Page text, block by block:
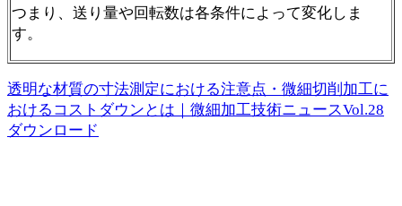
つまり、送り量や回転数は各条件によって変化しま
す。
透明な材質の寸法測定における注意点・微細切削加工に
おけるコストダウンとは｜微細加工技術ニュースVol.28
ダウンロード